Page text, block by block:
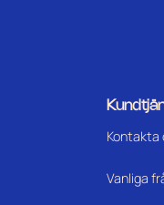
Kontakta
Vanliga